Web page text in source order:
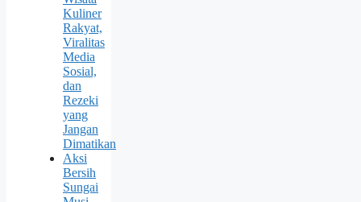
Kuliner
Rakyat,
Viralitas
Media
Sosial,
dan
Rezeki
yang
Jangan
Dimatikan
Aksi
Bersih
Sungai